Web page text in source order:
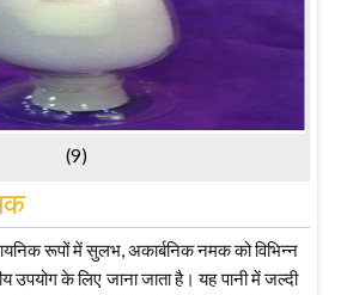
(9)
रूपों में सुलभ, अकार्बनिक नमक को विभिन्न
उपयोग के लिए जाना जाता है। यह पानी में जल्दी